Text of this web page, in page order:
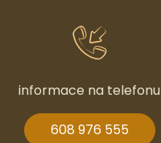
informace na telefonu
608 976 555